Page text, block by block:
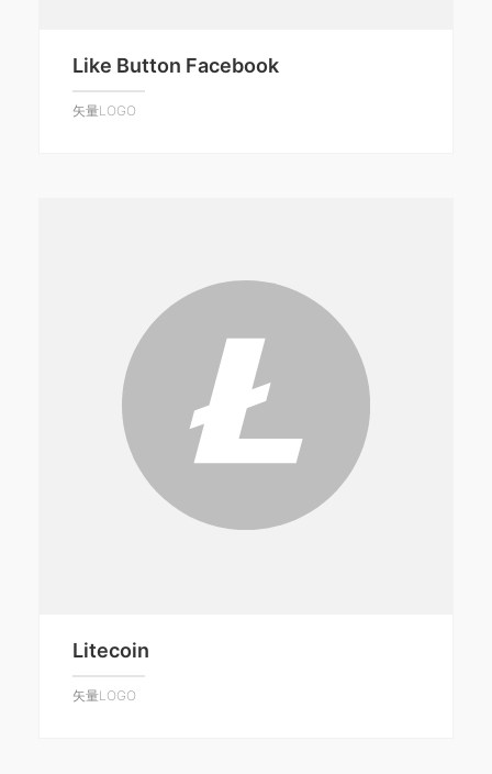
Like Button Facebook
矢量LOGO
Litecoin
矢量LOGO